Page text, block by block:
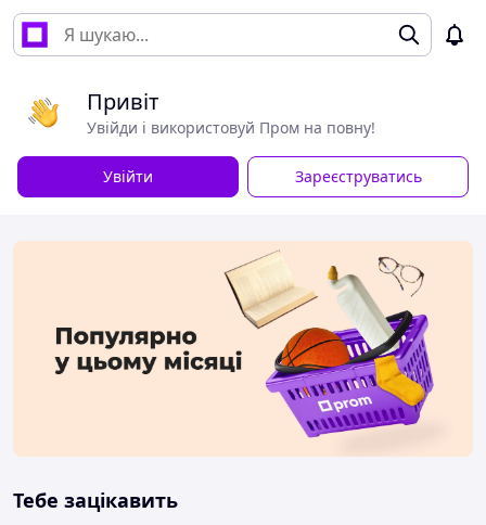
Привіт
Увійди і використовуй Пром на повну!
Увійти Зареєструватись
Тебе зацікавить